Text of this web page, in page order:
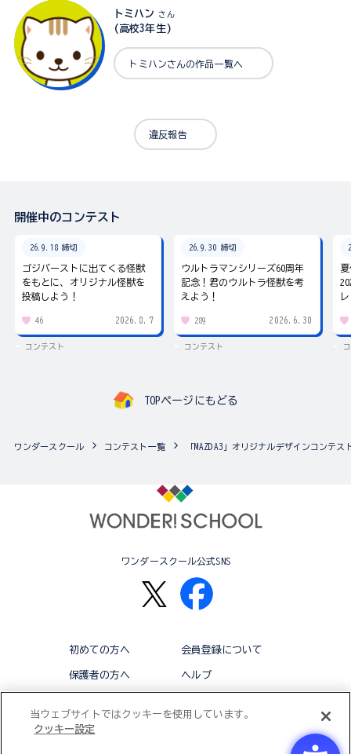
トミハン さん
(高校3年生)
トミハンさんの作品一覧へ
違反報告
開催中のコンテスト
26.9.18 締切
ゴジバーストに出てくる怪獣
をもとに、オリジナル怪獣を
投稿しよう！
46 2026.8.7
コンテスト
26.9.30 締切
ウルトラマンシリーズ60周年
記念！君のウルトラ怪獣を考
えよう！
289 2026.6.30
コンテスト
TOPページにもどる
ワンダースクール コンテスト一覧 「MAZDA3」オリジナルデザインコンテス
ワンダースクール公式SNS
初めての方へ 会員登録について
保護者の方へ ヘルプ
当ウェブサイトではクッキーを使用しています。
クッキー設定